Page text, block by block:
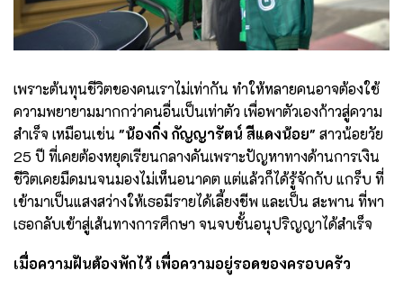
เพราะต้นทุนชีวิตของคนเราไม่เท่ากัน ทำให้หลายคนอาจต้องใช้
ความพยายามมากกว่าคนอื่นเป็นเท่าตัว เพื่อพาตัวเองก้าวสู่ความ
สำเร็จ เหมือนเช่น "น้องกิ่ง กัญญารัตน์ สีแดงน้อย" สาวน้อยวัย
25 ปี ที่เคยต้องหยุดเรียนกลางคันเพราะปัญหาทางด้านการเงิน
ชีวิตเคยมืดมนจนมองไม่เห็นอนาคต แต่แล้วก็ได้รู้จักกับ แกร็บ ที่
เข้ามาเป็นแสงสว่างให้เธอมีรายได้เลี้ยงชีพ และเป็น สะพาน ที่พา
เธอกลับเข้าสู่เส้นทางการศึกษา จนจบชั้นอนุปริญญาได้สำเร็จ
เมื่อความฝันต้องพักไว้ เพื่อความอยู่รอดของครอบครัว